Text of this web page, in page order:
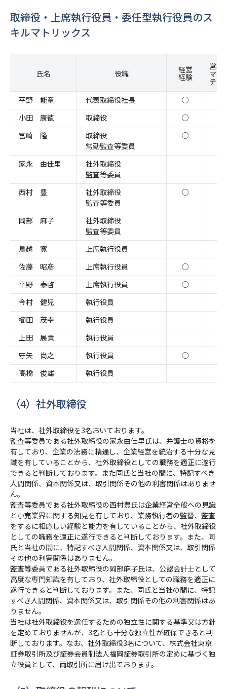
取締役・上席執行役員・委任型執行役員のス
キルマトリックス
氏名 役職 経営
経験
営業
マー
ティ
平野 能章
代表取締役社長 ○
小田 康徳
取締役 ○
宮崎 隆
取締役
常勤監査等委員
○
家永 由佳里
社外取締役
監査等委員
西村 豊
社外取締役
監査等委員
○
岡部 麻子
社外取締役
監査等委員
鳥越 寛
上席執行役員
佐藤 昭彦
上席執行役員 ○
平野 泰啓
上席執行役員 ○
今村 健児
執行役員
櫛田 茂幸
執行役員
上田 展貴
執行役員
守矢 尚之
執行役員 ○
高橋 俊雄
執行役員
（4）社外取締役
当社は、社外取締役を3名おいております。
監査等委員である社外取締役の家永由佳里氏は、弁護士の資格を
有しており、企業の法務に精通し、企業経営を統治する十分な見
識を有していることから、社外取締役としての職務を適正に遂行
できると判断しております。また同氏と当社の間に、特記すべき
人間関係、資本関係又は、取引関係その他の利害関係はありませ
ん。
監査等委員である社外取締役の西村豊氏は企業経営全般への見識
と小売業界に関する知見を有しており、業務執行者の監督、監査
をするに相応しい経験と能力を有していることから、社外取締役
としての職務を適正に遂行できると判断しております。また、同
氏と当社の間に、特記すべき人間関係、資本関係又は、取引関係
その他の利害関係はありません。
監査等委員である社外取締役の岡部麻子氏は、公認会計士として
高度な専門知識を有しており、社外取締役としての職務を適正に
遂行できると判断しております。また、同氏と当社の間に、特記
すべき人間関係、資本関係又は、取引関係その他の利害関係はあ
りません。
当社は社外取締役を選任するための独立性に関する基準又は方針
を定めておりませんが、3名とも十分な独立性が確保できると判
断しております。なお、社外取締役3名について、株式会社東京
証券取引所及び証券会員制法人福岡証券取引所の定めに基づく独
立役員として、両取引所に届け出ております。